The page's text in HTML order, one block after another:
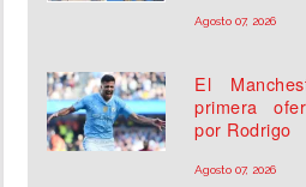
Agosto 07, 2026
El
primera
por Rodrigo
Agosto 07, 2026